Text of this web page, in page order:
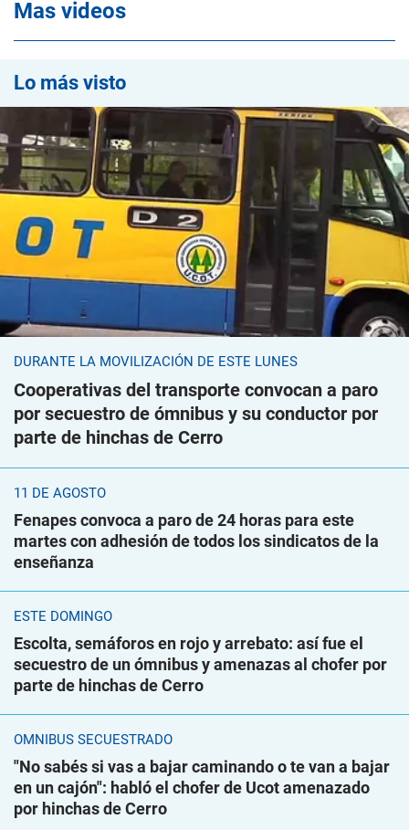
Mas videos
Lo más visto
DURANTE LA MOVILIZACIÓN DE ESTE LUNES
Cooperativas del transporte convocan a paro
por secuestro de ómnibus y su conductor por
parte de hinchas de Cerro
11 DE AGOSTO
Fenapes convoca a paro de 24 horas para este
martes con adhesión de todos los sindicatos de la
enseñanza
ESTE DOMINGO
Escolta, semáforos en rojo y arrebato: así fue el
secuestro de un ómnibus y amenazas al chofer por
parte de hinchas de Cerro
ÓMNIBUS SECUESTRADO
"No sabés si vas a bajar caminando o te van a bajar
en un cajón": habló el chofer de Ucot amenazado
por hinchas de Cerro